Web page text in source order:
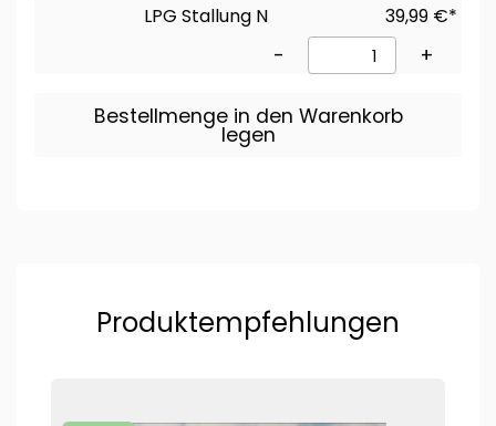
LPG Stallung N
39,99 €*
- +
Bestellmenge in den Warenkorb
legen
Produktempfehlungen